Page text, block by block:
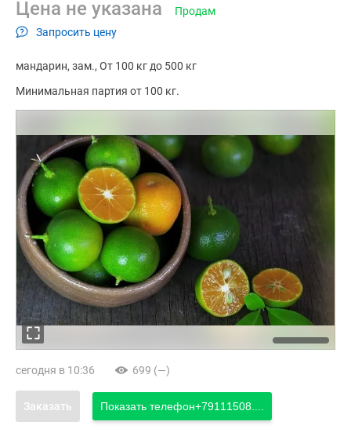
Цена не указана
Запросить цену
Продам
мандарин зам. От 100 кг до 500 кг
Минимальная партия от 100 кг.
сегодня в 10:36 699 (—)
Заказать Показать телефон+79111508....